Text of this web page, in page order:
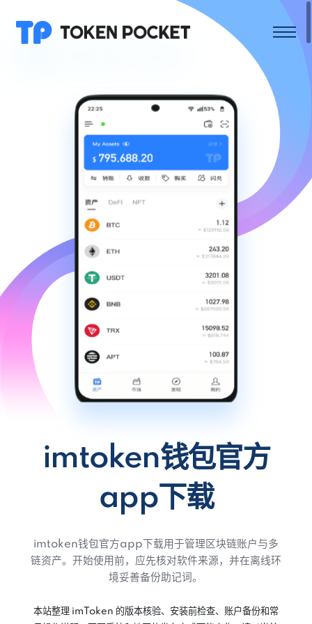
imtoken钱包官方
app下载
imtoken钱包官方app下载用于管理区块链账户与多
链资产。开始使用前，应先核对软件来源，并在离线环
境妥善备份助记词。
本站整理 imToken 的版本核验、安装前检查、账户备份和常